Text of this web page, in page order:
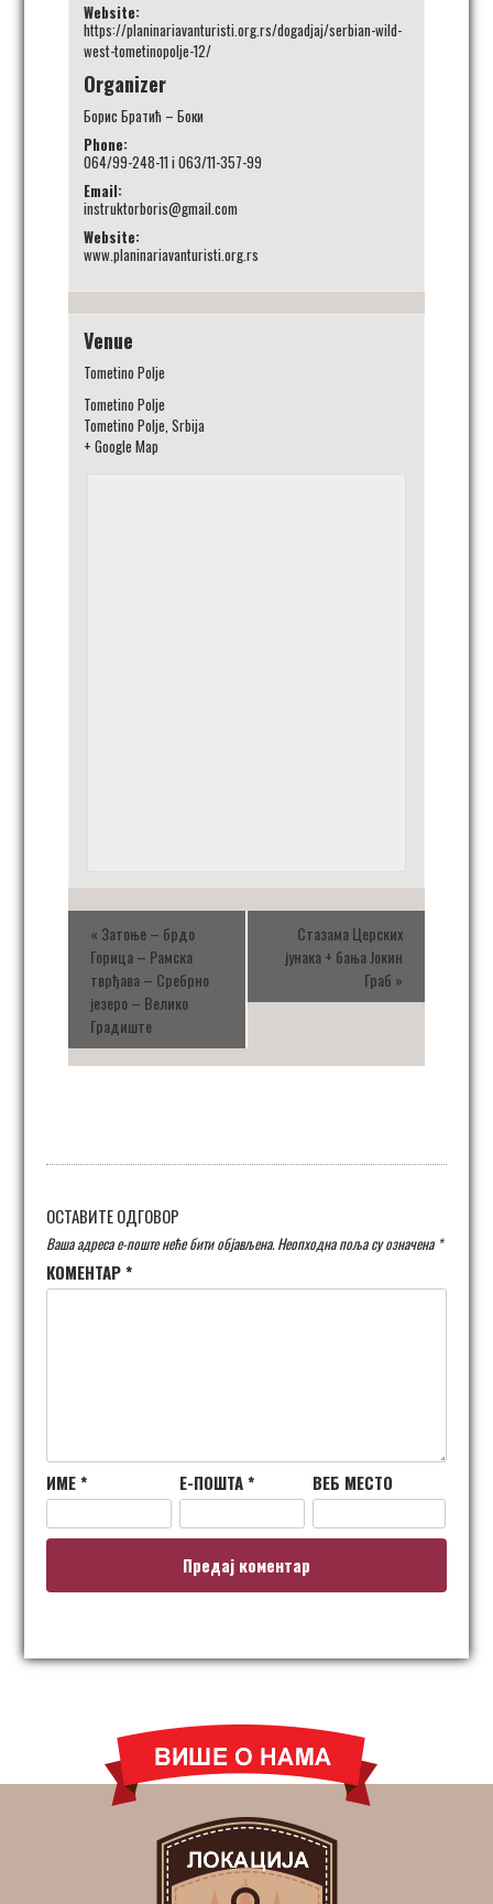
Website:
https://planinariavanturisti.org.rs/dogadjaj/serbian-wild-
west-tometinopolje-12/
Organizer
Борис Братић – Боки
Phone:
064/99-248-11 i 063/11-357-99
Email:
instruktorboris@gmail.com
Website:
www.planinariavanturisti.org.rs
Venue
Tometino Polje
Tometino Polje
Tometino Polje, Srbija
+ Google Map
« Затоње – брдо
Горица – Рамска
тврђава – Сребрно
језеро – Велико
Градиште
Стазама Церских
јунака + бања Јокин
Граб »
ОСТАВИТЕ ОДГОВОР
Ваша адреса е-поште неће бити објављена.Неопходна поља су означена *
КОМЕНТАР*
ИМЕ* Е-ПОШТА* ВЕБ МЕСТО